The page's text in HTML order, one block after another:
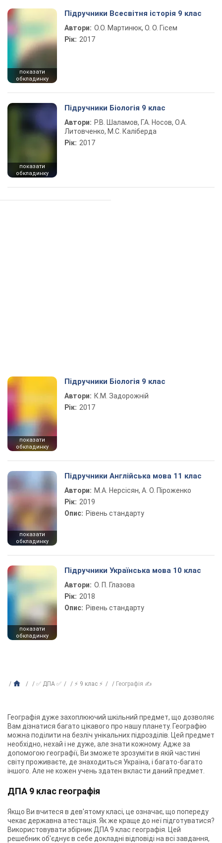
показати
обкладинку
Підручники Всесвітня історія 9 клас
Автори: О.О. Мартинюк, О. О. Гісем
Рік: 2017
показати
обкладинку
Підручники Біологія 9 клас
Автори: Р.В. Шаламов, Г.А. Носов, О.А.
Литовченко, М.С. Каліберда
Рік: 2017
показати
обкладинку
Підручники Біологія 9 клас
Автори: К.М. Задорожній
Рік: 2017
показати
обкладинку
Підручники Англійська мова 11 клас
Автори: М.А. Нерсісян, А. О. Піроженко
Рік: 2019
Опис: Рівень стандарту
показати
обкладинку
Підручники Українська мова 10 клас
Автори: О. П. Глазова
Рік: 2018
Опис: Рівень стандарту
✅ ДПА ✅ ⚡ 9 клас ⚡ Географія ✍
Географія дуже захоплюючий шкільний предмет, що дозволяє
Вам дізнатися багато цікавого про нашу планету. Географію
можна поділити на безліч унікальних підрозділів. Цей предмет
необхідно, нехай і не дуже, але знати кожному. Адже за
допомогою географії, Ви зможете зрозуміти в якій частині
світу проживаєте, де знаходиться Україна, і багато-багато
іншого. Але не кожен учень здатен вкласти даний предмет.
ДПА 9 клас географія
Якщо Ви вчитеся в дев'ятому класі, це означає, що попереду
чекає державна атестація. Як же краще до неї підготуватися?
Використовувати збірник ДПА 9 клас географія. Цей
решебник об'єднує в себе докладні відповіді на всі завдання,